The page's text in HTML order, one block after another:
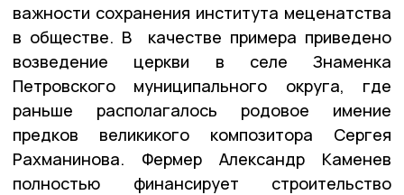
важности сохранения института меценатства
в обществе. В качестве примера приведено
возведение церкви в селе Знаменка
Петровского муниципального округа, где
раньше располагалось родовое имение
предков великикого композитора Сергея
Рахманинова. Фермер Александр Каменев
полностью финансирует строительство